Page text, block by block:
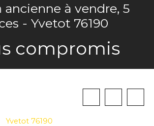
ancienne à vendre, 5
- Yvetot 76190
compromis
Yvetot 76190